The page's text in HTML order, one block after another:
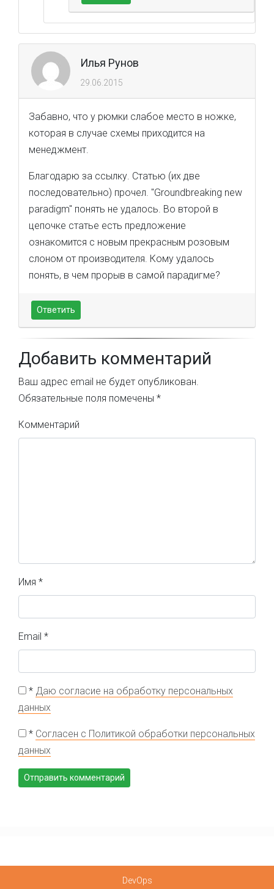
Илья Рунов
29.06.2015
Забавно, что у рюмки слабое место в ножке,
которая в случае схемы приходится на
менеджмент.
Благодарю за ссылку. Статью (их две
последовательно) прочел. "Groundbreaking new
paradigm" понять не удалось. Во второй в
цепочке статье есть предложение
ознакомится с новым прекрасным розовым
слоном от производителя. Кому удалось
понять, в чем прорыв в самой парадигме?
Ответить
Добавить комментарий
Ваш адрес email не будет опубликован.
Обязательные поля помечены *
Комментарий
Имя *
Email *
* Даю согласие на обработку персональных
данных
* Согласен с Политикой обработки персональных
данных
DevOps